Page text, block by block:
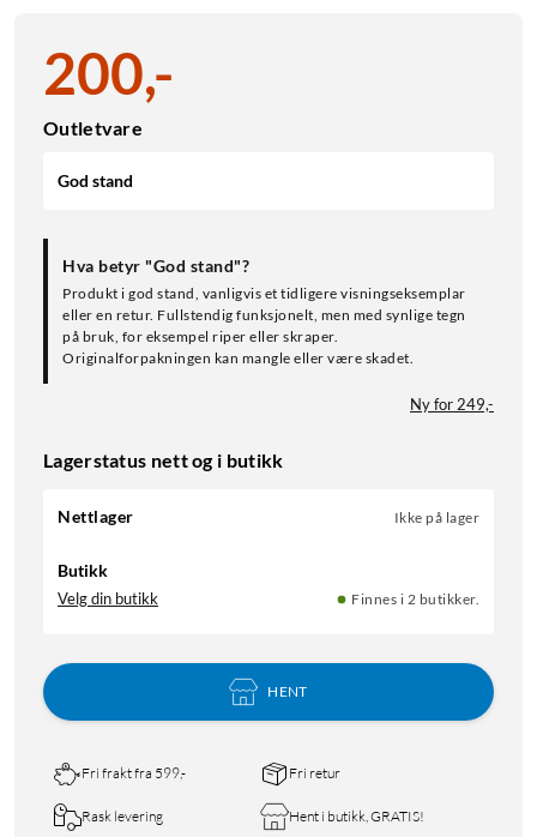
200,-
Outletvare
God stand
Hva betyr "God stand"?
Produkt i god stand, vanligvis et tidligere visningseksemplar
eller en retur. Fullstendig funksjonelt, men med synlige tegn
på bruk, for eksempel riper eller skraper.
Originalforpakningen kan mangle eller være skadet.
Ny for 249,-
Lagerstatus nett og i butikk
Nettlager Ikke på lager
Butikk
Velg din butikk Finnes i 2 butikker.
HENT
Fri frakt fra 599,- Fri retur
Rask levering Hent i butikk, GRATIS!